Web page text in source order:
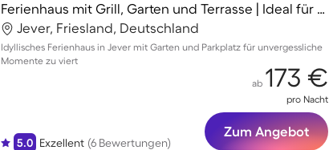
Ferienhaus mit Grill, Garten und Terrasse | Ideal für Homeoffice
Jever, Friesland, Deutschland
Idyllisches Ferienhaus in Jever mit Garten und Parkplatz für unvergessliche
Momente zu viert
5.0 Exzellent (6 Bewertungen)
ab 173 €
pro Nacht
Zum Angebot